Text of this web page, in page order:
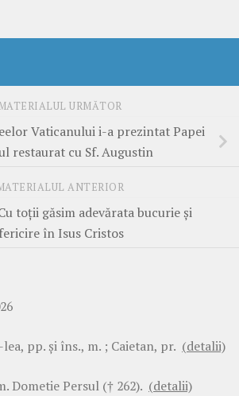
URMĂTOR
Vaticanului i-a prezintat Papei
restaurat cu Sf. Augustin
ANTERIOR
toții găsim adevărata bucurie și
fericire în Isus Cristos
lea, pp. şi îns., m. ; Caietan, pr. (detalii)
Dometie Persul († 262). (detalii)